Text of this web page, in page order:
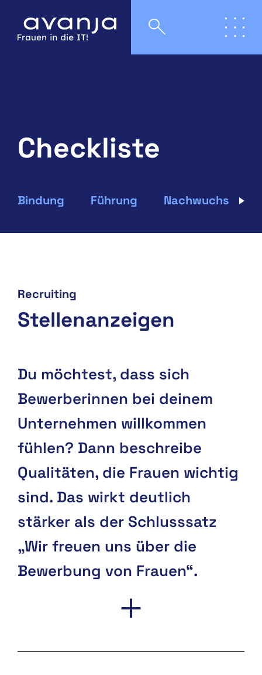
Checkliste
Bindung Führung Nachwuchs
Recruiting
Stellenanzeigen
Du möchtest, dass sich
Bewerberinnen bei deinem
Unternehmen willkommen
fühlen? Dann beschreibe
Qualitäten, die Frauen wichtig
sind. Das wirkt deutlich
stärker als der Schlusssatz
„Wir freuen uns über die
Bewerbung von Frauen“.